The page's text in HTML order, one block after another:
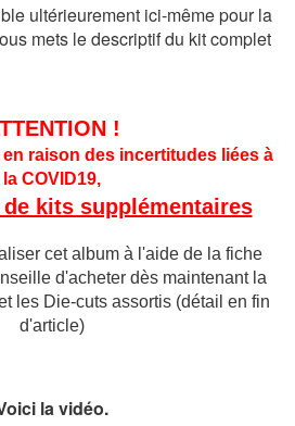
ultérieurement ici-même pour la
mets le descriptif du kit complet
!
raison des incertitudes liées à
la COVID19,
kits supplémentaires
cet album à l'aide de la fiche
d'acheter dès maintenant la
les Die-cuts assortis (détail en fin
d'article)
la vidéo.